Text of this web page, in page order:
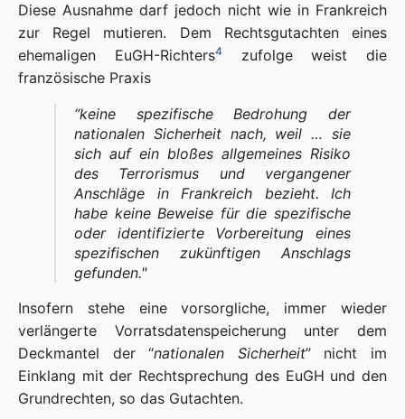
Diese Ausnahme darf jedoch nicht wie in Frankreich
zur Regel mutieren. Dem Rechtsgutachten eines
ehemaligen EuGH-Richters4zufolge weist die
französische Praxis
“keine spezifische Bedrohung der
nationalen Sicherheit nach, weil … sie
sich auf ein bloßes allgemeines Risiko
des Terrorismus und vergangener
Anschläge in Frankreich bezieht. Ich
habe keine Beweise für die spezifische
oder identifizierte Vorbereitung eines
spezifischen zukünftigen Anschlags
gefunden."
Insofern stehe eine vorsorgliche, immer wieder
verlängerte Vorratsdatenspeicherung unter dem
Deckmantel der “nationalen Sicherheit” nicht im
Einklang mit der Rechtsprechung des EuGH und den
Grundrechten, so das Gutachten.